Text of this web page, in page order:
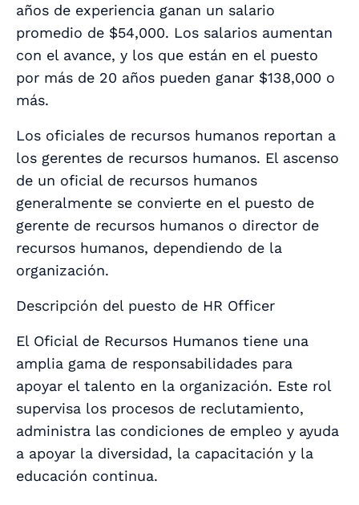
años de experiencia ganan un salario
promedio de $54,000. Los salarios aumentan
con el avance, y los que están en el puesto
por más de 20 años pueden ganar $138,000 o
más.
Los oficiales de recursos humanos reportan a
los gerentes de recursos humanos. El ascenso
de un oficial de recursos humanos
generalmente se convierte en el puesto de
gerente de recursos humanos o director de
recursos humanos, dependiendo de la
organización.
Descripción del puesto de HR Officer
El Oficial de Recursos Humanos tiene una
amplia gama de responsabilidades para
apoyar el talento en la organización. Este rol
supervisa los procesos de reclutamiento,
administra las condiciones de empleo y ayuda
a apoyar la diversidad, la capacitación y la
educación continua.